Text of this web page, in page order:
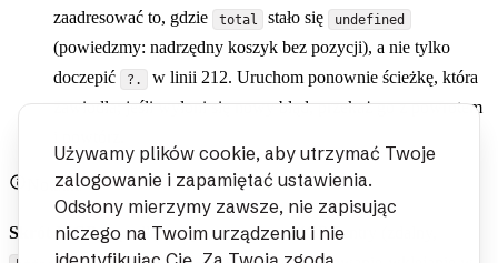
Używamy plików cookie, aby utrzymać Twoje
zalogowanie i zapamiętać ustawienia.
Odsłony mierzymy zawsze, nie zapisując
niczego na Twoim urządzeniu i nie
zaadresować to, gdzie
total stało się undefined
(powiedzmy: nadrzędny koszyk bez pozycji), a nie tylko
doczepić
?.
w linii 212. Uruchom ponownie ścieżkę, która
zawiodła; jeśli wyłoni się nowy błąd, przekaż go z powrotem
Notatka
Skrót MCP:z podłączonym serwerem MCP Sentry (zdalny,